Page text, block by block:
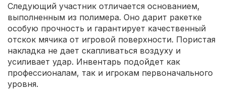
Следующий участник отличается основанием,
выполненным из полимера. Оно дарит ракетке
особую прочность и гарантирует качественный
отскок мячика от игровой поверхности. Пористая
накладка не дает скапливаться воздуху и
усиливает удар. Инвентарь подойдет как
профессионалам, так и игрокам первоначального
уровня.